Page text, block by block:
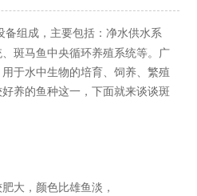
备组成，主要包括：净水供水系
斑马鱼中央循环养殖系统等。广
于水中生物的培育、饲养、繁殖
养的鱼种这一，下面就来谈谈斑
，颜色比雄鱼淡，